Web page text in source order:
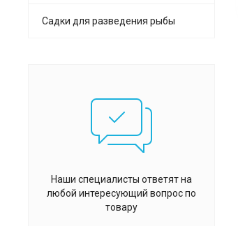
Садки для разведения рыбы
Наши специалисты ответят на
любой интересующий вопрос по
товару